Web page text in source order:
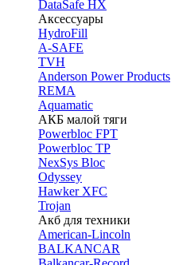
DataSafe HX
Аксессуары
HydroFill
A-SAFE
TVH
Anderson Power Products
REMA
Aquamatic
АКБ малой тяги
Powerbloc FPT
Powerbloc TP
NexSys Bloc
Odyssey
Hawker XFC
Trojan
Акб для техники
American-Lincoln
BALKANCAR